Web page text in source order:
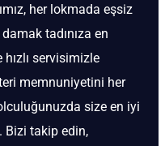
her lokmada eşsiz
tadınıza en
hızlı servisimizle
memnuniyetini her
size en iyi
Bizi takip edin,